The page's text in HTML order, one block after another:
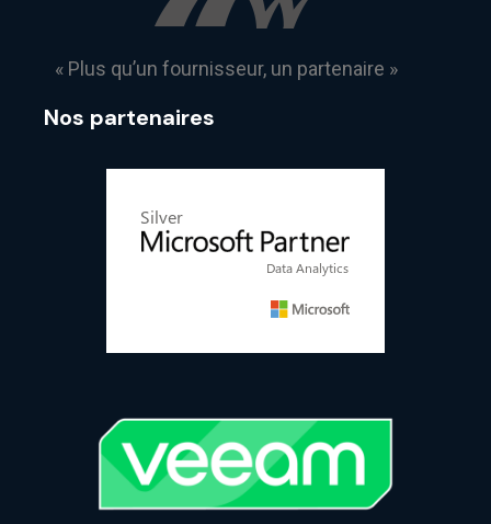
« Plus qu’un fournisseur, un partenaire »
Nos partenaires